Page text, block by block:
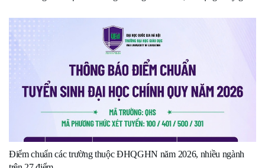
Điểm chuẩn các trường thuộc ĐHQGHN năm 2026, nhiều ngành